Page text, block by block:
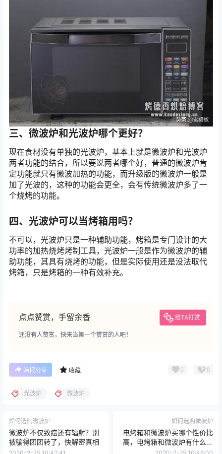
三、微波炉和光波炉哪个更好？
现在食材没有单独的光波炉，基本上就是微波炉和光波炉
两者功能的结合，所以要说两者哪个好，普通的微波炉肯
定功能就只有微波加热的功能，而升级版的微波炉一般是
加了光波的，这种的功能会更全，会有传统微波炉多了一
个烧烤的功能。
四、光波炉可以当烤箱用吗？
不可以，光波炉只是一种辅助功能，烤箱是专门设计的大
功率的加热烧烤烤制工具，光波炉一般是作为微波炉的辅
助功能，其具有烧烤的功能，但是实际使用还是没法取代
烤箱，只是烤箱的一种有效补充。
点点赞赏，手留余香 给TA打赏
还没有人赞赏，快来当第一个赞赏的人吧！
海报分享 收藏 0 0
光波炉 微波炉
如何选购微波炉
微波炉不仅致癌还有辐射？别
被骗得团团转了，快解密真相
如何选购微波炉
电烤箱和微波炉买哪个性价比
高，电烤箱和微波炉有什么区
别